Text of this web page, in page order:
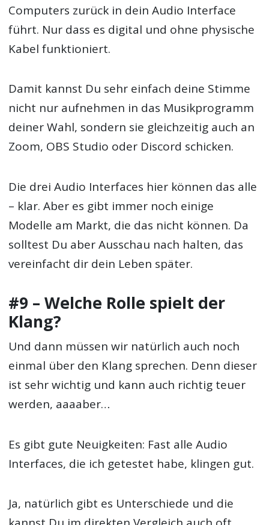
Computers zurück in dein Audio Interface
führt. Nur dass es digital und ohne physische
Kabel funktioniert.
Damit kannst Du sehr einfach deine Stimme
nicht nur aufnehmen in das Musikprogramm
deiner Wahl, sondern sie gleichzeitig auch an
Zoom, OBS Studio oder Discord schicken.
Die drei Audio Interfaces hier können das alle
– klar. Aber es gibt immer noch einige
Modelle am Markt, die das nicht können. Da
solltest Du aber Ausschau nach halten, das
vereinfacht dir dein Leben später.
#9 – Welche Rolle spielt der
Klang?
Und dann müssen wir natürlich auch noch
einmal über den Klang sprechen. Denn dieser
ist sehr wichtig und kann auch richtig teuer
werden, aaaaber…
Es gibt gute Neuigkeiten: Fast alle Audio
Interfaces, die ich getestet habe, klingen gut.
Ja, natürlich gibt es Unterschiede und die